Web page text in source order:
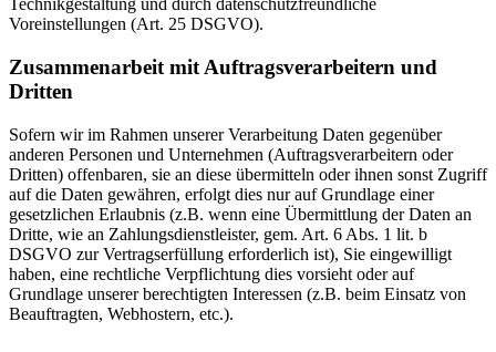
Technikgestaltung und durch datenschutzfreundliche
Voreinstellungen (Art. 25 DSGVO).
Zusammenarbeit mit Auftragsverarbeitern und
Dritten
Sofern wir im Rahmen unserer Verarbeitung Daten gegenüber
anderen Personen und Unternehmen (Auftragsverarbeitern oder
Dritten) offenbaren, sie an diese übermitteln oder ihnen sonst Zugriff
auf die Daten gewähren, erfolgt dies nur auf Grundlage einer
gesetzlichen Erlaubnis (z.B. wenn eine Übermittlung der Daten an
Dritte, wie an Zahlungsdienstleister, gem. Art. 6 Abs. 1 lit. b
DSGVO zur Vertragserfüllung erforderlich ist), Sie eingewilligt
haben, eine rechtliche Verpflichtung dies vorsieht oder auf
Grundlage unserer berechtigten Interessen (z.B. beim Einsatz von
Beauftragten, Webhostern, etc.).